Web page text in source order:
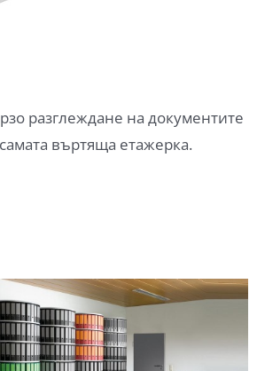
разглеждане на документите
въртяща етажерка.